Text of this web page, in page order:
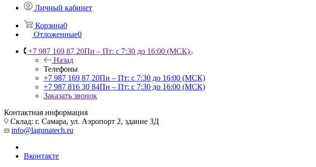
Личный кабинет
Корзина0
Отложенные0
+7 987 169 87 20Пн – Пт: с 7:30 до 16:00 (МСК)
Назад
Телефоны
+7 987 169 87 20Пн – Пт: с 7:30 до 16:00 (МСК)
+7 987 816 30 84Пн – Пт: с 7:30 до 16:00 (МСК)
Заказать звонок
Контактная информация
Склад: г. Самара, ул. Аэропорт 2, здание 3Д
info@lagunatech.ru
Вконтакте